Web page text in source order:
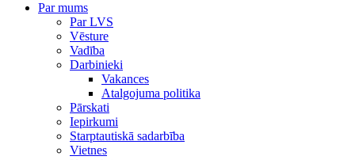
Par mums
Par LVS
Vēsture
Vadība
Darbinieki
Vakances
Atalgojuma politika
Pārskati
Iepirkumi
Starptautiskā sadarbība
Vietnes